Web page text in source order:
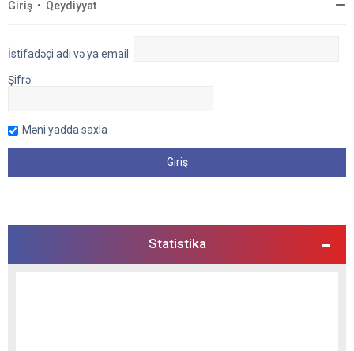
Giriş • Qeydiyyat
İstifadəçi adı və ya email:
Şifrə:
Məni yadda saxla
Statistika